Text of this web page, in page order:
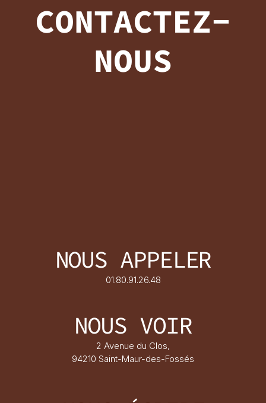
CONTACTEZ-
NOUS
NOUS APPELER
01.80.91.26.48
NOUS VOIR
2 Avenue du Clos,
94210 Saint-Maur-des-Fossés